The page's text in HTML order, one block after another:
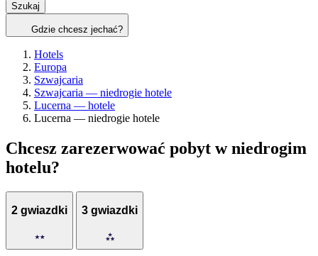
Szukaj
Gdzie chcesz jechać?
Hotels
Europa
Szwajcaria
Szwajcaria — niedrogie hotele
Lucerna — hotele
Lucerna — niedrogie hotele
Chcesz zarezerwować pobyt w niedrogim
hotelu?
2 gwiazdki 3 gwiazdki